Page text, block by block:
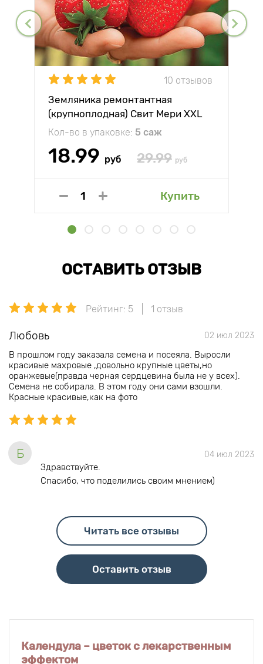
10 отзывов
Земляника ремонтантная
(крупноплодная) Свит Мери XXL
Кол-во в упаковке: 5 саж
18.99 руб 29.99 руб
Купить
ОСТАВИТЬ ОТЗЫВ
Рейтинг: 5 1 отзыв
Любовь 02 июл 2023
В прошлом году заказала семена и посеяла. Выросли
красивые махровые ,довольно крупные цветы,но
оранжевые(правда черная сердцевина была не у всех).
Семена не собирала. В этом году они сами взошли.
Красные красивые,как на фото
Б 04 июл 2023
Здравствуйте.
Спасибо, что поделились своим мнением)
Читать все отзывы
Оставить отзыв
Календула – цветок с лекарственным
эффектом